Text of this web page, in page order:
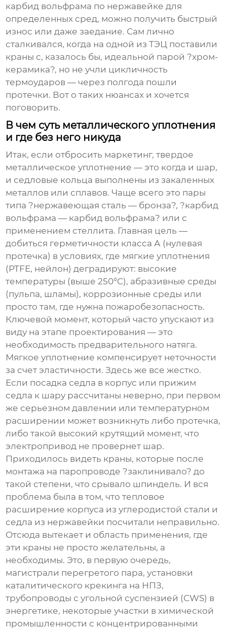
карбид вольфрама по нержавейке для
определенных сред, можно получить быстрый
износ или даже заедание. Сам лично
сталкивался, когда на одной из ТЭЦ поставили
краны с, казалось бы, идеальной парой ?хром-
керамика?, но не учли цикличность
термоударов — через полгода пошли
протечки. Вот о таких нюансах и хочется
поговорить.
В чем суть металлического уплотнения
и где без него никуда
Итак, если отбросить маркетинг,твердое
металлическое уплотнение — это когда и шар,
и седловые кольца выполнены из закаленных
металлов или сплавов. Чаще всего это пары
типа ?нержавеющая сталь — бронза?, ?карбид
вольфрама — карбид вольфрама? или с
применением стеллита. Главная цель —
добиться герметичности класса А (нулевая
протечка) в условиях, где мягкие уплотнения
(PTFE, нейлон) деградируют: высокие
температуры (выше 250°C), абразивные среды
(пульпа, шламы), коррозионные среды или
просто там, где нужна пожаробезопасность.
Ключевой момент, который часто упускают из
виду на этапе проектирования — это
необходимость предварительного натяга.
Мягкое уплотнение компенсирует неточности
за счет эластичности. Здесь же все жестко.
Если посадка седла в корпус или прижим
седла к шару рассчитаны неверно, при первом
же серьезном давлении или температурном
расширении может возникнуть либо протечка,
либо такой высокий крутящий момент, что
электропривод не провернет шар.
Приходилось видеть краны, которые после
монтажа на паропроводе ?заклинивало? до
такой степени, что срывало шпиндель. И вся
проблема была в том, что тепловое
расширение корпуса из углеродистой стали и
седла из нержавейки посчитали неправильно.
Отсюда вытекает и область применения, где
эти краны не просто желательны, а
необходимы. Это, в первую очередь,
магистрали перегретого пара, установки
каталитического крекинга на НПЗ,
трубопроводы с угольной суспензией (CWS) в
энергетике, некоторые участки в химической
промышленности с концентрированными